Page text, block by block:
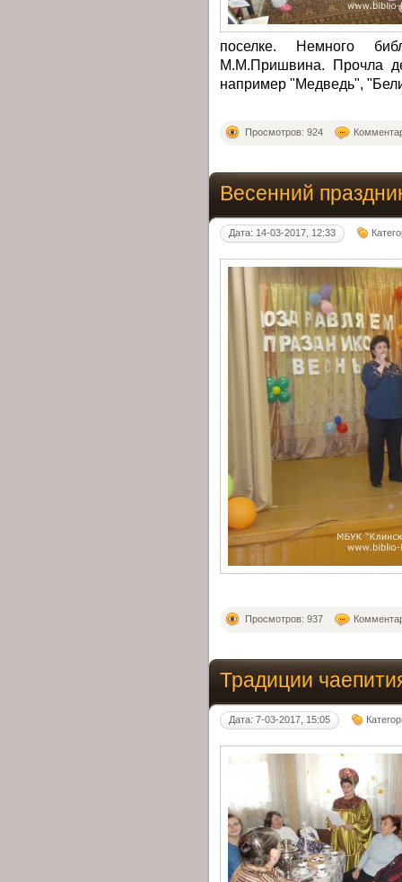
поселке. Немного
М.М.Пришвина. Прочла
например "Медведь",
Просмотров: 924
Весенний
Дата: 14-03-2017, 12:33
Просмотров: 937
Традиции
Дата: 7-03-2017, 15:05